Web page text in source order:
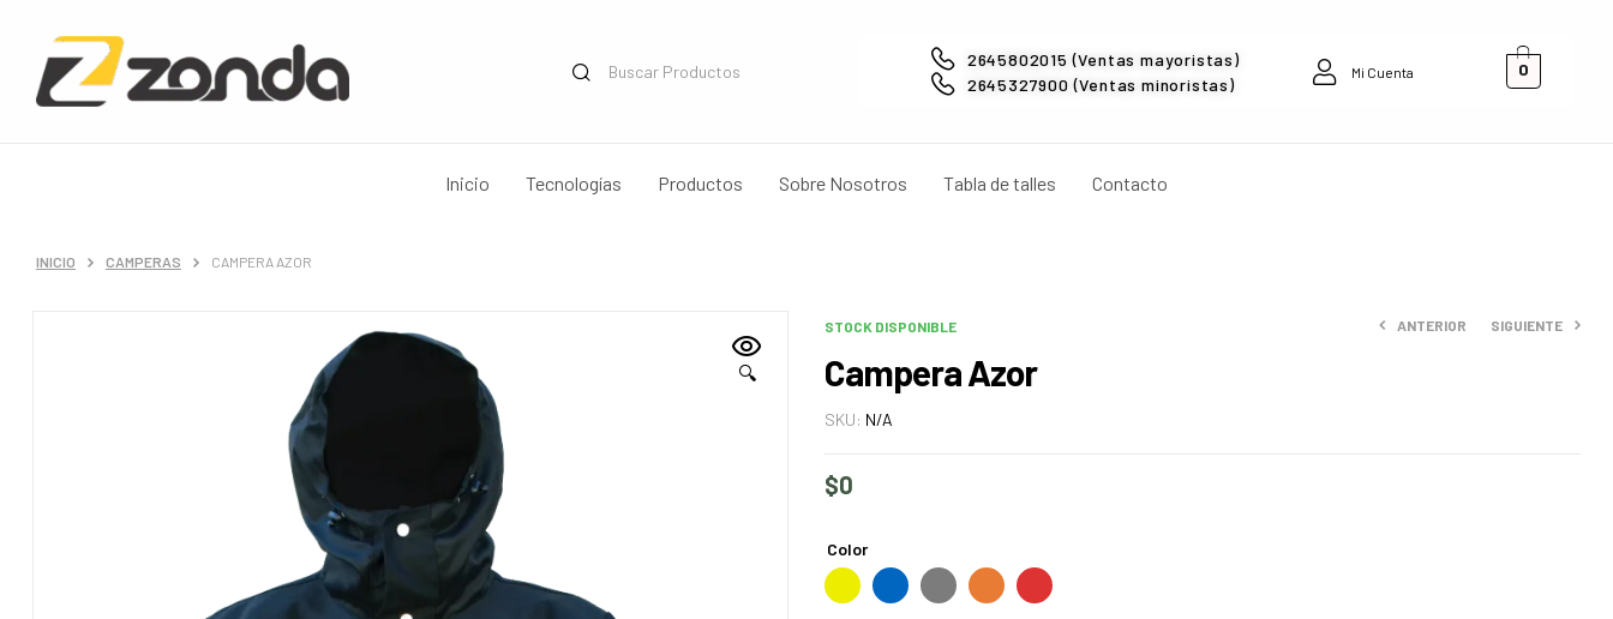
2645802015 (Ventas mayoristas)
2645327900 (Ventas minoristas)
Mi Cuenta 0
Inicio Tecnologías Productos Sobre Nosotros Tabla de talles Contacto
INICIO CAMPERAS CAMPERA AZOR
🔍
STOCK DISPONIBLE ANTERIOR SIGUIENTE
Campera Azor
SKU: N/A
$0
Color